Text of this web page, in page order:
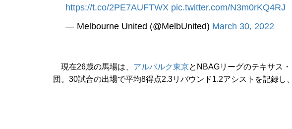
https://t.co/2PE7AUFTWX pic.twitter.com/N3m0rKQ4RJ
— Melbourne United (@MelbUnited) March 30, 2022
現在26歳の馬場は、 アルバルク東京とNBAGリーグのテキサス
団。30試合の出場で平均8得点2.3リバウンド1.2アシストを記録し